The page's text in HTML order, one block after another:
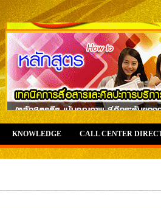
KNOWLEDGE CALL CENTER